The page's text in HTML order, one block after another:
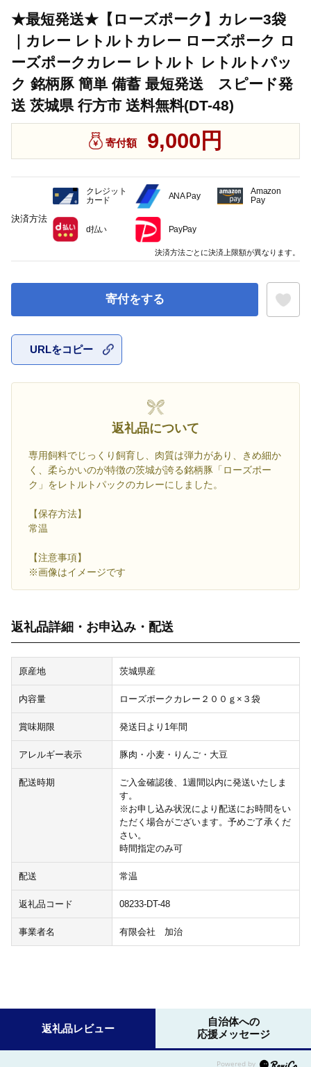
★最短発送★【ローズポーク】カレー3袋
｜カレー レトルトカレー ローズポーク ロ
ーズポークカレー レトルト レトルトパッ
ク 銘柄豚 簡単 備蓄 最短発送 スピード発
送 茨城県 行方市 送料無料(DT-48)
寄付額 9,000円
寄付をする
URLをコピー
返礼品について
専用飼料でじっくり飼育し、肉質は弾力があり、きめ細か
く、柔らかいのが特徴の茨城が誇る銘柄豚「ローズポー
ク」をレトルトパックのカレーにしました。
【保存方法】
常温
【注意事項】
※画像はイメージです
返礼品詳細・お申込み・配送
原産地 茨城県産
内容量 ローズポークカレー２００ｇ×３袋
賞味期限 発送日より1年間
アレルギー表示 豚肉・小麦・りんご・大豆
配送時期
ご入金確認後、1週間以内に発送いたしま
す。
※お申し込み状況により配送にお時間をい
ただく場合がございます。予めご了承くだ
さい。
時間指定のみ可
配送 常温
返礼品コード 08233-DT-48
事業者名 有限会社 加治
決済方法
クレジット
カード
ANA Pay
Amazon
Pay
d払い PayPay
決済方法ごとに決済上限額が異なります。
返礼品レビュー
自治体への
応援メッセージ